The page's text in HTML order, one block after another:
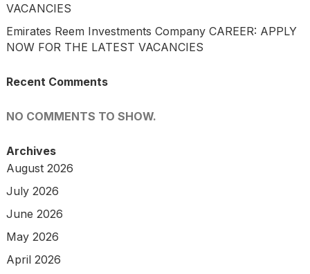
VACANCIES
Emirates Reem Investments Company CAREER: APPLY
NOW FOR THE LATEST VACANCIES
Recent Comments
NO COMMENTS TO SHOW.
Archives
August 2026
July 2026
June 2026
May 2026
April 2026